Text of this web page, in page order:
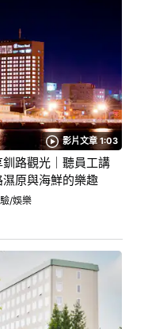
影片文章 1:03
路觀光｜聽員工講
原與海鮮的樂趣
/娛樂